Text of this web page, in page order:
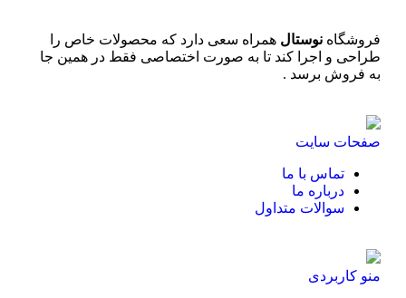
فروشگاه نوستال همراه سعی دارد که محصولات خاص را
طراحی و اجرا کند تا به صورت اختصاصی فقط در همین جا
به فروش برسد .
صفحات سایت
تماس با ما
درباره ما
سوالات متداول
منو کاربردی